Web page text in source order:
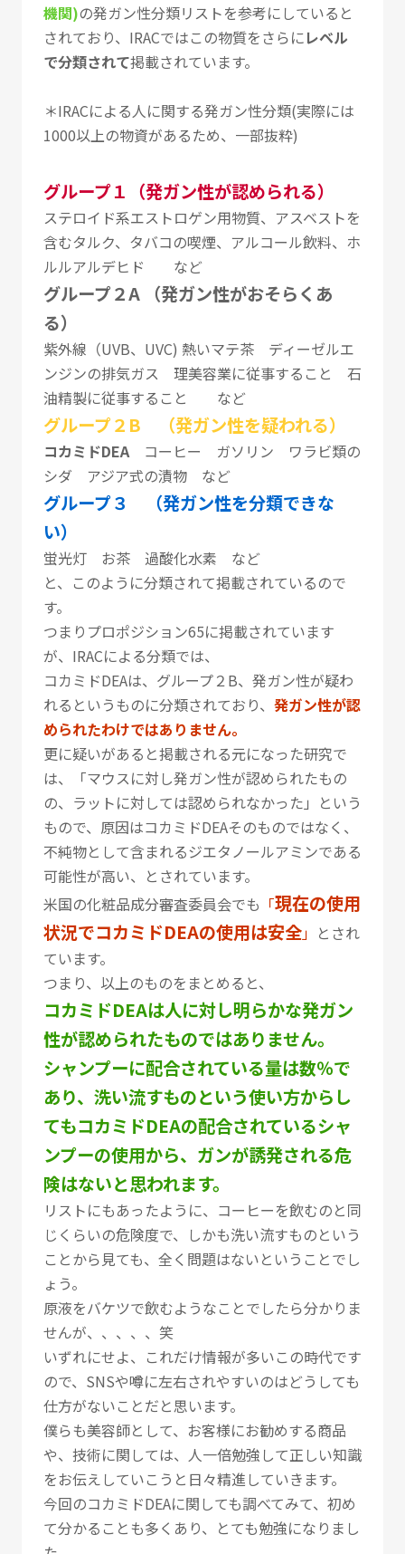
機関)の発ガン性分類リストを参考にしていると
されており、IRACではこの物質をさらにレベル
で分類されて掲載されています。
＊IRACによる人に関する発ガン性分類(実際には
1000以上の物資があるため、一部抜粋)
グループ１（発ガン性が認められる）
ステロイド系エストロゲン用物質、アスベストを
含むタルク、タバコの喫煙、アルコール飲料、ホ
ルルアルデヒド など
グループ２A （発ガン性がおそらくあ
る）
紫外線（UVB、UVC) 熱いマテ茶 ディーゼルエ
ンジンの排気ガス 理美容業に従事すること 石
油精製に従事すること など
グループ２B （発ガン性を疑われる）
コカミドDEAコーヒー ガソリン ワラビ類の
シダ アジア式の漬物 など
グループ３ （発ガン性を分類できな
い）
蛍光灯 お茶 過酸化水素 など
と、このように分類されて掲載されているので
す。
つまりプロポジション65に掲載されています
が、IRACによる分類では、
コカミドDEAは、グループ２B、発ガン性が疑わ
れるというものに分類されており、 発ガン性が認
められたわけではありません。
更に疑いがあると掲載される元になった研究で
は、「マウスに対し発ガン性が認められたもの
の、ラットに対しては認められなかった」という
もので、原因はコカミドDEAそのものではなく、
不純物として含まれるジエタノールアミンである
可能性が高い、とされています。
米国の化粧品成分審査委員会でも 「現在の使用
状況でコカミドDEAの使用は安全」 とされ
ています。
つまり、以上のものをまとめると、
コカミドDEAは人に対し明らかな発ガン
性が認められたものではありません。
シャンプーに配合されている量は数％で
あり、洗い流すものという使い方からし
てもコカミドDEAの配合されているシャ
ンプーの使用から、ガンが誘発される危
険はないと思われます。
リストにもあったように、コーヒーを飲むのと同
じくらいの危険度で、しかも洗い流すものという
ことから見ても、全く問題はないということでし
ょう。
原液をバケツで飲むようなことでしたら分かりま
せんが、、、、、笑
いずれにせよ、これだけ情報が多いこの時代です
ので、SNSや噂に左右されやすいのはどうしても
仕方がないことだと思います。
僕らも美容師として、お客様にお勧めする商品
や、技術に関しては、人一倍勉強して正しい知識
をお伝えしていこうと日々精進していきます。
今回のコカミドDEAに関しても調べてみて、初め
て分かることも多くあり、とても勉強になりまし